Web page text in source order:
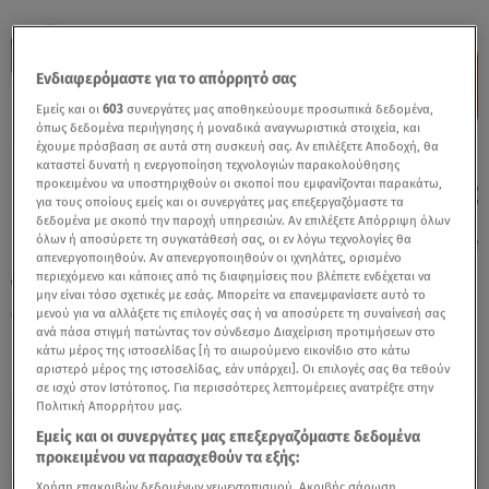
06.07.26, 13:00
Μνημόνιο Συνεργασίας του «Μαζί για το
Παιδί» με το Υπουργείο Παιδείας
Ενδιαφερόμαστε για το απόρρητό σας
Εμείς και οι603 συνεργάτες μας αποθηκεύουμε προσωπικά δεδομένα,
όπως δεδομένα περιήγησης ή μοναδικά αναγνωριστικά στοιχεία, και
έχουμε πρόσβαση σε αυτά στη συσκευή σας. Αν επιλέξετε Αποδοχή, θα
καταστεί δυνατή η ενεργοποίηση τεχνολογιών παρακολούθησης
προκειμένου να υποστηριχθούν οι σκοποί που εμφανίζονται παρακάτω,
για τους οποίους εμείς και οι συνεργάτες μας επεξεργαζόμαστε τα
δεδομένα με σκοπό την παροχή υπηρεσιών. Αν επιλέξετε Απόρριψη όλων
όλων ή αποσύρετε τη συγκατάθεσή σας, οι εν λόγω τεχνολογίες θα
απενεργοποιηθούν. Αν απενεργοποιηθούν οι ιχνηλάτες, ορισμένο
περιεχόμενο και κάποιες από τις διαφημίσεις που βλέπετε ενδέχεται να
μην είναι τόσο σχετικές με εσάς. Μπορείτε να επανεμφανίσετε αυτό το
μενού για να αλλάξετε τις επιλογές σας ή να αποσύρετε τη συναίνεσή σας
ανά πάσα στιγμή πατώντας τον σύνδεσμο Διαχείριση προτιμήσεων στο
κάτω μέρος της ιστοσελίδας [ή το αιωρούμενο εικονίδιο στο κάτω
αριστερό μέρος της ιστοσελίδας, εάν υπάρχει]. Οι επιλογές σας θα τεθούν
σε ισχύ στον Ιστότοπος. Για περισσότερες λεπτομέρειες ανατρέξτε στην
Πολιτική Απορρήτου μας.
Εμείς και οι συνεργάτες μας επεξεργαζόμαστε δεδομένα
προκειμένου να παρασχεθούν τα εξής: